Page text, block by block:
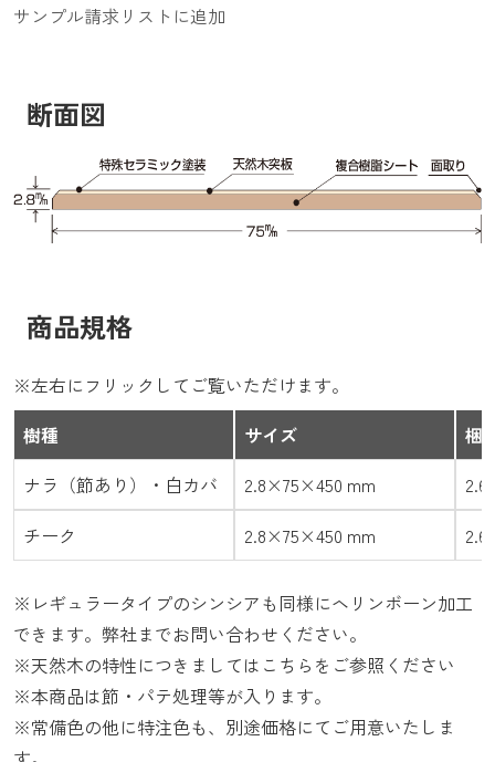
サンプル請求リストに追加
断面図
商品規格
※左右にフリックしてご覧いただけます。
樹種
サイズ
梱
ナラ（節あり）・白カバ
2.8×75×450 mm
チーク
2.8×75×450 mm
※レギュラータイプのシンシアも同様にヘリンボーン加工
できます。弊社までお問い合わせください。
※天然木の特性につきましては こちら をご参照ください
※本商品は節・パテ処理等が入ります。
※常備色の他に特注色も、別途価格にてご用意いたしま